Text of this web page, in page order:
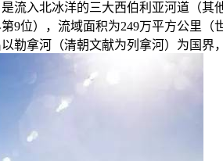
流入北冰洋的三大西伯利亚河道（
9位），流域面积为249万平方公里
勒拿河（清朝文献为列拿河）为国界